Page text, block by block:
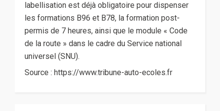
labellisation est déjà obligatoire pour dispenser
les formations B96 et B78, la formation post-
permis de 7 heures, ainsi que le module « Code
de la route » dans le cadre du Service national
universel (SNU).
Source : https://www.tribune-auto-ecoles.fr